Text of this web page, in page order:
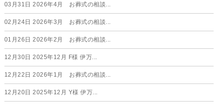
03月31日 2026年4月 お葬式の相談...
02月24日 2026年3月 お葬式の相談...
01月26日 2026年2月 お葬式の相談...
12月30日 2025年12月 F様 伊万...
12月22日 2026年1月 お葬式の相談...
12月20日 2025年12月 Y様 伊万...